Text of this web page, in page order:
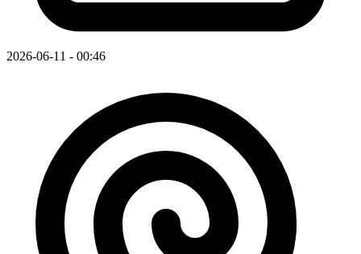
2026-06-11 - 00:46